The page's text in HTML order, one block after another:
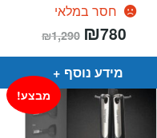
חסר במלאי
₪1,290 המחיר
המקורי
היה:
₪780
הוא:
מידע נוסף
מבצע!